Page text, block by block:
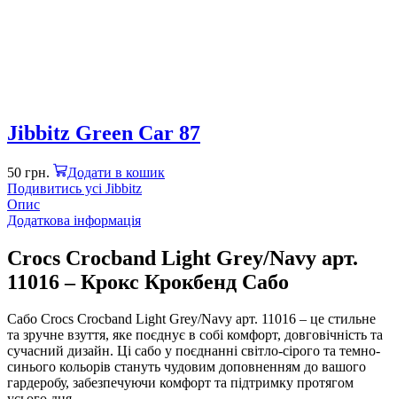
Jibbitz Green Car 87
50 грн.
Додати в кошик
Подивитись усі Jibbitz
Опис
Додаткова інформація
Crocs Crocband Light Grey/Navy арт.
11016 – Крокс Крокбенд Сабо
Сабо Crocs Crocband Light Grey/Navy арт. 11016 – це стильне
та зручне взуття, яке поєднує в собі комфорт, довговічність та
сучасний дизайн. Ці сабо у поєднанні світло-сірого та темно-
синього кольорів стануть чудовим доповненням до вашого
гардеробу, забезпечуючи комфорт та підтримку протягом